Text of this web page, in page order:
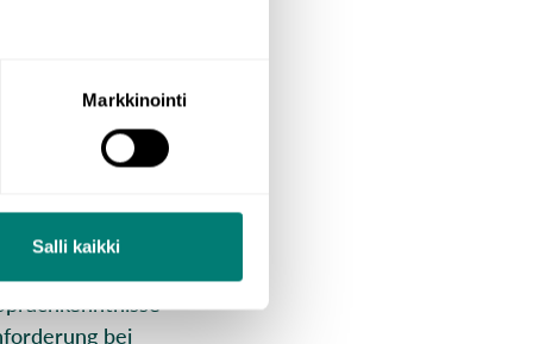
Markkinointi
Salli kaikki
Schritte,
bei